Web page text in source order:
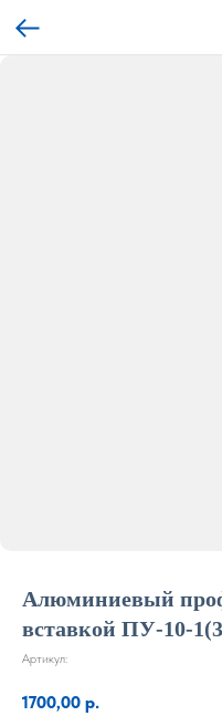
Алюминиевый
вставкой ПУ-10-
Артикул:
1700,00 р.